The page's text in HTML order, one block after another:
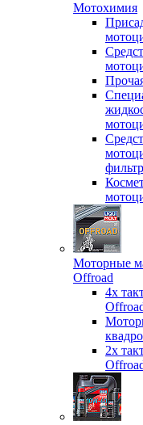
Мотохимия
Моторные
Offroad
4х
2х